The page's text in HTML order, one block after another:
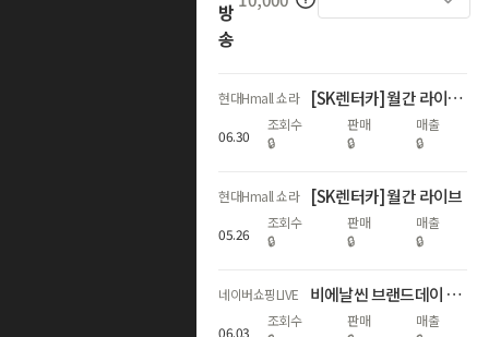
방
송
현대Hmall 쇼라 [SK렌터카] 월간 라이브_최대 2개월 렌탈료 무료!
06.30
조회수
🔒
판매
🔒
매출
🔒
현대Hmall 쇼라 [SK렌터카] 월간 라이브
05.26
조회수
🔒
판매
🔒
매출
🔒
네이버쇼핑LIVE 비에날씬 브랜드데이 역대급 할인! (67%+비에날씬 1개월 증정)
06.03
조회수
판매
매출